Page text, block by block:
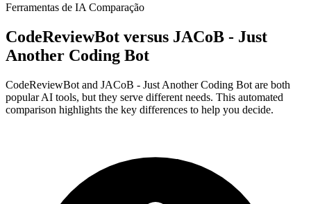
Ferramentas de IA Comparação
CodeReviewBot versus JACoB - Just
Another Coding Bot
CodeReviewBot and JACoB - Just Another Coding Bot are both
popular AI tools, but they serve different needs. This automated
comparison highlights the key differences to help you decide.